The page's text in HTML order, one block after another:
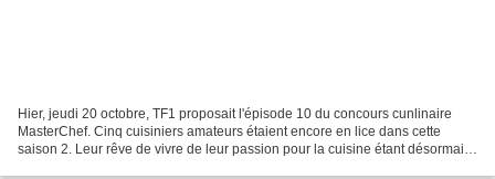
Hier, jeudi 20 octobre, TF1 proposait l'épisode 10 du concours cunlinaire
MasterChef. Cinq cuisiniers amateurs étaient encore en lice dans cette
saison 2. Leur rêve de vivre de leur passion pour la cuisine étant désormais